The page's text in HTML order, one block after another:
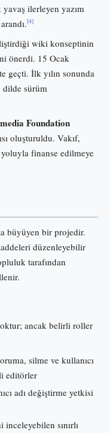
ilerleyen yazım
[4]
wiki konseptinin
önerdi. 15 Ocak
geçti. İlk yılın sonunda
dilde sürüm
Foundation
oluşturuldu. Vakıf,
finanse edilmeye
büyüyen bir projedir.
düzenleyebilir
tarafından
ancak belirli roller
silme ve kullanıcı
editörler
adı değiştirme yetkisi
inceleyebilen sınırlı